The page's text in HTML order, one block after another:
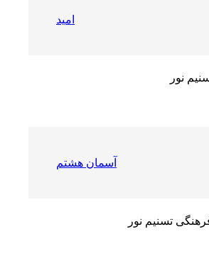
امید
نور
آسمان هشتم
تسنیم نور